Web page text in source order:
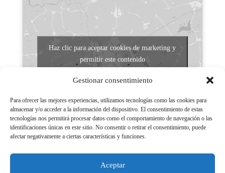
Gestionar consentimiento
Para ofrecer las mejores experiencias, utilizamos tecnologías como las cookies para
almacenar y/o acceder a la información del dispositivo. El consentimiento de estas
tecnologías nos permitirá procesar datos como el comportamiento de navegación o las
identificaciones únicas en este sitio. No consentir o retirar el consentimiento, puede
afectar negativamente a ciertas características y funciones.
Aceptar
Haz clic para aceptar cookies de marketing y
permitir este contenido
Aviso legal